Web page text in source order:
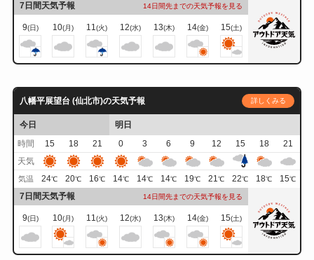
7日間天気予報 14日間先までの天気予報を見る
9(日) 10(月) 11(火) 12(水) 13(木) 14(金) 15(土)
八幡平展望台 (仙北市)の天気予報 詳しくみる
今日
明日
時間
15 18 21 0 3 6 9 12 15 18
21
天気
気温 24℃ 20℃ 16℃ 14℃ 14℃ 14℃ 19℃ 21℃ 22℃ 18℃ 15℃
7日間天気予報 14日間先までの天気予報を見る
9(日) 10(月) 11(火) 12(水) 13(木) 14(金) 15(土)